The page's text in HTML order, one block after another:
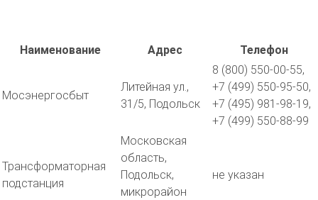
Наименование Адрес Телефон
Мосэнергосбыт
Литейная ул.,
31/5, Подольск
8 (800) 550-00-55,
+7 (499) 550-95-50,
+7 (495) 981-98-19,
+7 (499) 550-88-99
Трансформаторная
подстанция
Московская
область,
Подольск,
микрорайон
не указан